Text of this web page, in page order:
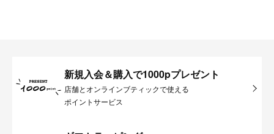
新規入会＆購入で1000pプレゼント
店舗とオンラインブティックで使える
ポイントサービス